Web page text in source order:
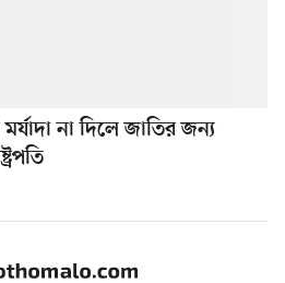
না দিলে জাতির জন্য